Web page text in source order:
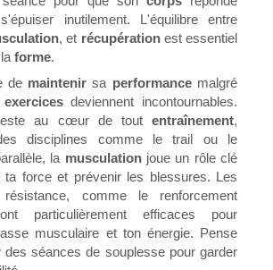
inutilement. L'équilibre entre
, et récupération est essentiel
la forme.
de maintenirsa performancemalgré
exercicesdeviennent incontournables.
au cœur de toutentraînement,
disciplines comme le trail ou le
la musculation joue un rôle clé
ta force et prévenir les blessures. Les
comme le renforcement
particulièrement efficaces pour
musculaire et ton énergie. Pense
des séances de souplesse pour garder